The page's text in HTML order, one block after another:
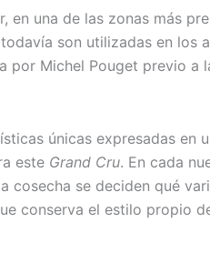
una de las zonas más
son utilizadas en los
por Michel Pouget previo a
únicas expresadas en
este Grand Cru. En cada
cosecha se deciden qué
conserva el estilo propio